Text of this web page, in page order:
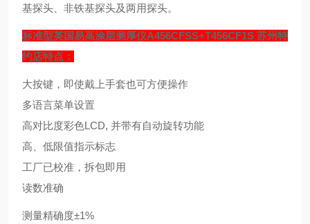
基探头、非铁基探头及两用探头。
标准型英国易高涂层测厚仪A456CFSS+T456CF1S 苏州特
约店特点：
大按键，即使戴上手套也可方便操作
多语言菜单设置
高对比度彩色LCD, 并带有自动旋转功能
高、低限值指示标志
工厂已校准，拆包即用
读数准确
测量精确度±1%